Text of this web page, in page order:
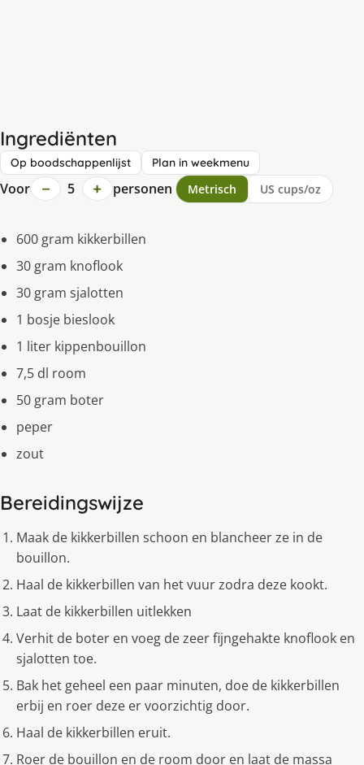
Ingrediënten
Op boodschappenlijst Plan in weekmenu
Voor − 5 + personen Metrisch US cups/oz
600 gram kikkerbillen
30 gram knoflook
30 gram sjalotten
1 bosje bieslook
1 liter kippenbouillon
7,5 dl room
50 gram boter
peper
zout
Bereidingswijze
Maak de kikkerbillen schoon en blancheer ze in de
bouillon.
Haal de kikkerbillen van het vuur zodra deze kookt.
Laat de kikkerbillen uitlekken
Verhit de boter en voeg de zeer fijngehakte knoflook en
sjalotten toe.
Bak het geheel een paar minuten, doe de kikkerbillen
erbij en roer deze er voorzichtig door.
Haal de kikkerbillen eruit.
Roer de bouillon en de room door en laat de massa